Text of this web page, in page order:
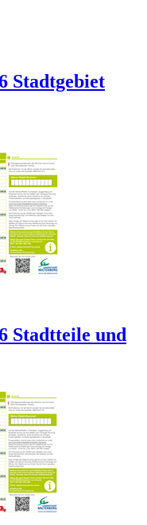
Stadtgebiet
Stadtteile und